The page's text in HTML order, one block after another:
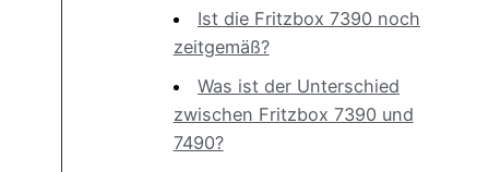
Ist die Fritzbox 7390 noch
zeitgemäß?
Was ist der Unterschied
zwischen Fritzbox 7390 und
7490?